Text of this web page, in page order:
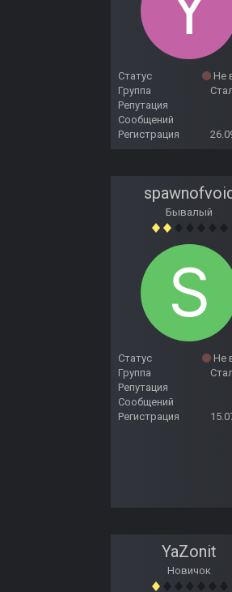
Статус
Не
Группа
Репутация
Сообщений
Регистрация
Бывалый
Статус
Не
Группа
Репутация
Сообщений
Регистрация
YaZonit
Новичок